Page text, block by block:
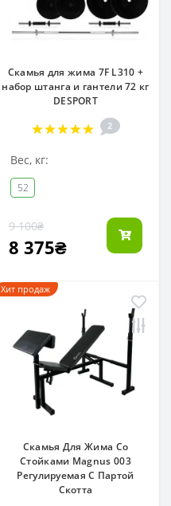
Скамья для жима 7F L310 +
набор штанга и гантели 72 кг
DESPORT
2
Вес, кг:
52
9 100₴
8 375₴
Хит продаж
Скамья Для Жима Со
Стойками Magnus 003
Регулируемая С Партой
Скотта